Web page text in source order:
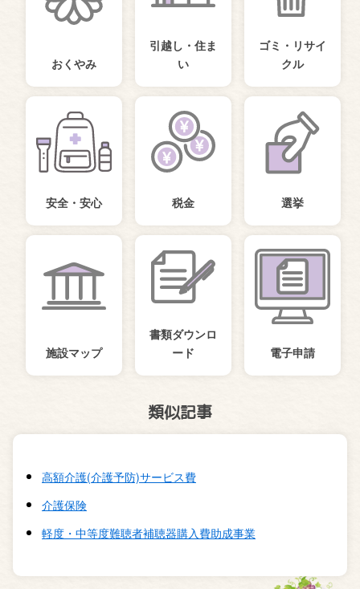
おくやみ
引越し・住ま
い
ゴミ・リサイ
クル
安全・安心 税金 選挙
施設マップ
書類ダウンロ
ード
電子申請
類似記事
高額介護(介護予防)サービス費
介護保険
軽度・中等度難聴者補聴器購入費助成事業